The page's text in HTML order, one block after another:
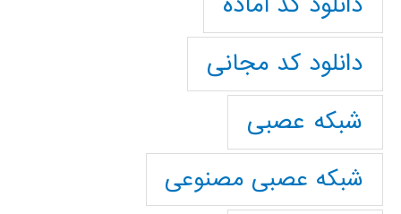
دانلود کد مجانی
شبکه عصبی
شبکه عصبی مصنوعی